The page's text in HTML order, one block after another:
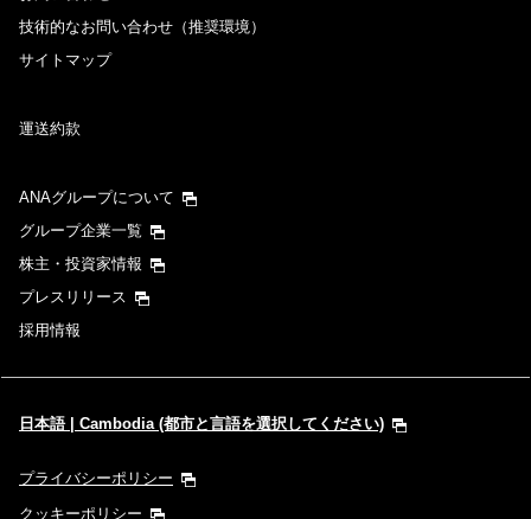
技術的なお問い合わせ（推奨環境）
サイトマップ
運送約款
ANAグループについて
グループ企業一覧
株主・投資家情報
プレスリリース
採用情報
日本語 | Cambodia (都市と言語を選択してください)
プライバシーポリシー
クッキーポリシー